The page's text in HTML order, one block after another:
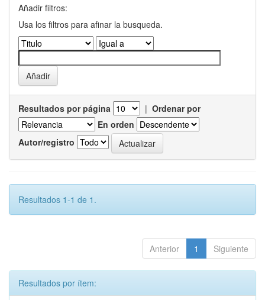
Añadir filtros:
Usa los filtros para afinar la busqueda.
Resultados por página | Ordenar por
En orden
Autor/registro
Resultados 1-1 de 1.
Anterior 1 Siguiente
Resultados por ítem: